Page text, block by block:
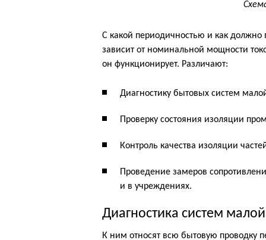
С какой периодичностью и как должно
зависит от номинальной мощности
он функционирует. Различают:
Диагностику бытовых систем
Проверку состояния изоляции
Контроль качества изоляции
Проведение замеров
и в учреждениях.
Диагностика систем
К ним относят всю бытовую проводку